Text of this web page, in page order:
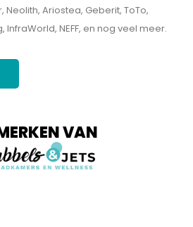
Ariostea, Geberit, ToTo,
NEFF, en nog veel meer.
VAN